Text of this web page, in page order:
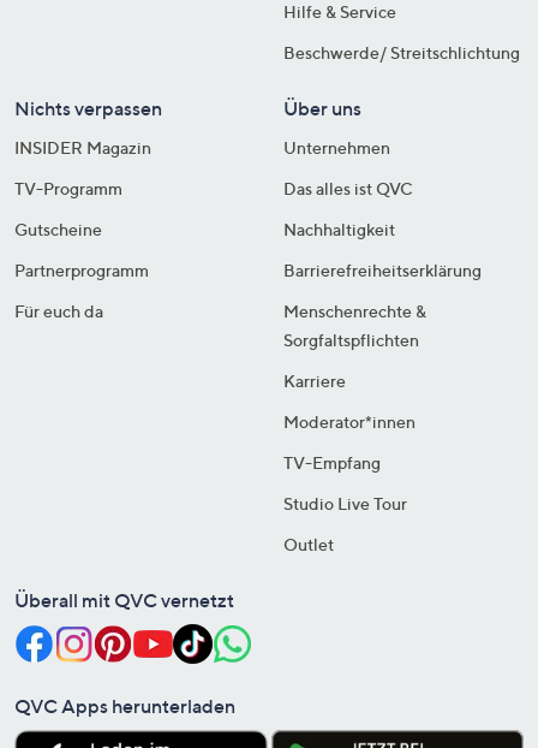
Hilfe & Service
Beschwerde/ Streitschlichtung
Nichts verpassen
INSIDER Magazin
TV-Programm
Gutscheine
Partnerprogramm
Für euch da
Über uns
Unternehmen
Das alles ist QVC
Nachhaltigkeit
Barrierefreiheitserklärung
Menschenrechte &
Sorgfaltspflichten
Karriere
Moderator*innen
TV-Empfang
Studio Live Tour
Outlet
Überall mit QVC vernetzt
QVC Apps herunterladen